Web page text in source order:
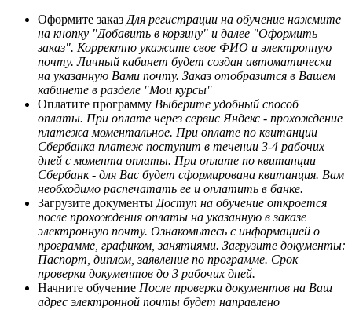
Оформите заказ Для регистрации на обучение нажмите
на кнопку "Добавить в корзину" и далее "Оформить
заказ". Корректно укажите свое ФИО и электронную
почту. Личный кабинет будет создан автоматически
на указанную Вами почту. Заказ отобразится в Вашем
кабинете в разделе "Мои курсы"
Оплатите программу Выберите удобный способ
оплаты. При оплате через сервис Яндекс - прохождение
платежа моментальное. При оплате по квитанции
Сбербанка платеж поступит в течении 3-4 рабочих
дней с момента оплаты. При оплате по квитанции
Сбербанк - для Вас будет сформирована квитанция. Вам
необходимо распечатать ее и оплатить в банке.
Загрузите документы Доступ на обучение откроется
после прохождения оплаты на указанную в заказе
электронную почту. Ознакомьтесь с информацией о
программе, графиком, занятиями. Загрузите документы:
Паспорт, диплом, заявление по программе. Срок
проверки документов до 3 рабочих дней.
Начните обучение После проверки документов на Ваш
адрес электронной почты будет направлено